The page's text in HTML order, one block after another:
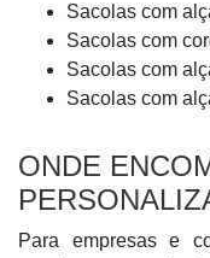
Sacolas com
Sacolas com
Sacolas com
Sacolas com
ONDE
Para empresas e